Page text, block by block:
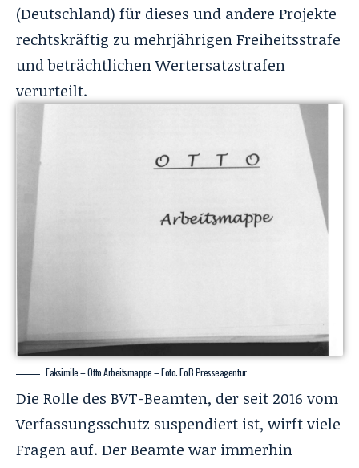
(Deutschland) für dieses und andere Projekte
rechtskräftig zu mehrjährigen Freiheitsstrafe
und beträchtlichen Wertersatzstrafen
verurteilt.
Faksimile – Otto Arbeitsmappe – Foto: FoB Presseagentur
Die Rolle des BVT-Beamten, der seit 2016 vom
Verfassungsschutz suspendiert ist, wirft viele
Fragen auf. Der Beamte war immerhin